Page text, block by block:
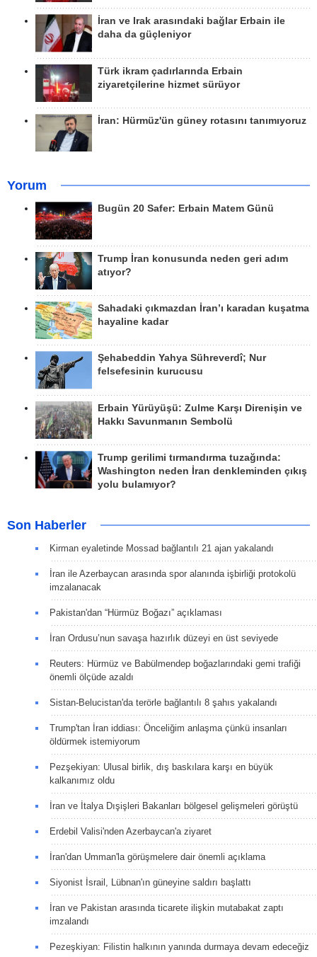
İran ve Irak arasındaki bağlar Erbain ile
daha da güçleniyor
Türk ikram çadırlarında Erbain
ziyaretçilerine hizmet sürüyor
İran: Hürmüz'ün güney rotasını tanımıyoruz
Yorum
Bugün 20 Safer: Erbain Matem Günü
Trump İran konusunda neden geri adım
atıyor?
Sahadaki çıkmazdan İran’ı karadan kuşatma
hayaline kadar
Şehabeddin Yahya Sühreverdî; Nur
felsefesinin kurucusu
Erbain Yürüyüşü: Zulme Karşı Direnişin ve
Hakkı Savunmanın Sembolü
Trump gerilimi tırmandırma tuzağında:
Washington neden İran denkleminden çıkış
yolu bulamıyor?
Son Haberler
Kirman eyaletinde Mossad bağlantılı 21 ajan yakalandı
İran ile Azerbaycan arasında spor alanında işbirliği protokolü
imzalanacak
Pakistan'dan “Hürmüz Boğazı” açıklaması
İran Ordusu’nun savaşa hazırlık düzeyi en üst seviyede
Reuters: Hürmüz ve Babülmendep boğazlarındaki gemi trafiği
önemli ölçüde azaldı
Sistan-Belucistan'da terörle bağlantılı 8 şahıs yakalandı
Trump'tan İran iddiası: Önceliğim anlaşma çünkü insanları
öldürmek istemiyorum
Pezşekiyan: Ulusal birlik, dış baskılara karşı en büyük
kalkanımız oldu
İran ve İtalya Dışişleri Bakanları bölgesel gelişmeleri görüştü
Erdebil Valisi'nden Azerbaycan'a ziyaret
İran'dan Umman'la görüşmelere dair önemli açıklama
Siyonist İsrail, Lübnan'ın güneyine saldırı başlattı
İran ve Pakistan arasında ticarete ilişkin mutabakat zaptı
imzalandı
Pezeşkiyan: Filistin halkının yanında durmaya devam edeceğiz